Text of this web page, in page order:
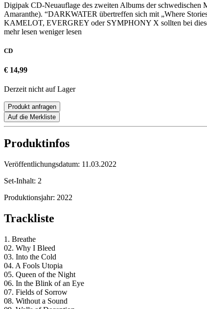
Digipak CD-Neuauflage des zweiten Albums der schwedischen
Amaranthe). “DARKWATER übertreffen sich mit „Where
KAMELOT, EVERGREY oder SYMPHONY X sollten bei
mehr lesen weniger lesen
CD
€ 14,99
Derzeit nicht auf Lager
Produkt anfragen
Auf die Merkliste
Produktinfos
Veröffentlichungsdatum: 11.03.2022
Set-Inhalt: 2
Produktionsjahr: 2022
Trackliste
1. Breathe
02. Why I Bleed
03. Into the Cold
04. A Fools Utopia
05. Queen of the Night
06. In the Blink of an Eye
07. Fields of Sorrow
08. Without a Sound